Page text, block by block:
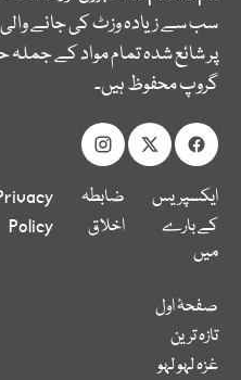
سب سے زیادہ وزٹ کی جانے
پر شائع شدہ تمام مواد کے
گروپ محفوظ ہیں۔
ایکسپریس
کے بارے
میں
ضابطہ
اخلاق Policy
صفحۂ اول
تازہ ترین
غزہ لہو لہو